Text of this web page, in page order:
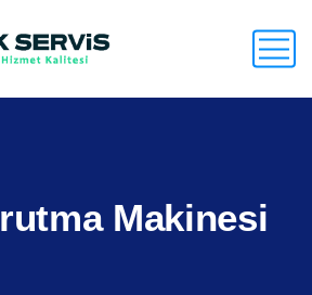
Makinesi